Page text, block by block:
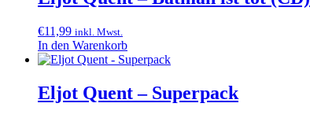
€11,99 inkl. Mwst.
In den Warenkorb
Eljot Quent – Superpack